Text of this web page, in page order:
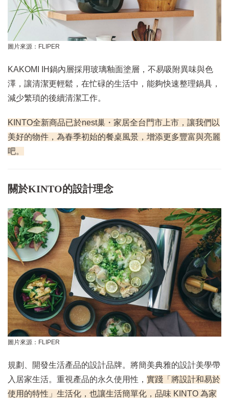
圖片來源：FLIPER
KAKOMI IH鍋內層採用玻璃釉面塗層，不易吸附異味與色
澤，讓清潔更輕鬆，在忙碌的生活中，能夠快速整理鍋具，
減少繁瑣的後續清潔工作。
KINTO全新商品已於nest巢・家居全台門市上市，讓我們以
美好的物件，為春季初始的餐桌風景，增添更多豐富與亮麗
吧。
關於KINTO的設計理念
圖片來源：FLIPER
規劃、開發生活產品的設計品牌。將簡美典雅的設計美學帶
入居家生活。重視產品的永久使用性， 實踐「將設計和易於
使用的特性」生活化，也讓生活簡單化，品味 KINTO 為家